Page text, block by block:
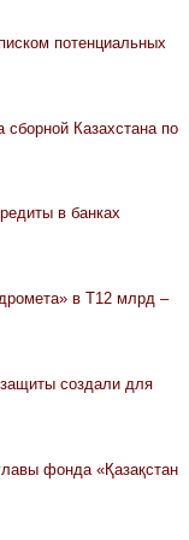
потенциальных
Казахстана по
в банках
в Т12 млрд –
создали для
фонда «Қазақстан